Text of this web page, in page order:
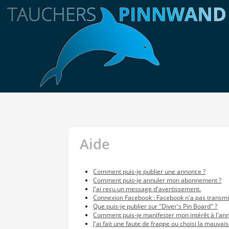
Aide
Comment puis-je publier une annonce ?
Comment puis-je annuler mon abonnement ?
J'ai reçu un message d'avertissement.
Connexion Facebook : Facebook n'a pas
Que puis-je publier sur "Diver's Pin Board" ?
Comment puis-je manifester mon intérêt à
J'ai fait une faute de frappe ou choisi la